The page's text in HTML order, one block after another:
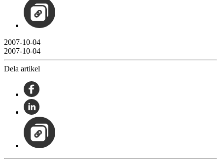
2007-10-04
2007-10-04
Dela artikel